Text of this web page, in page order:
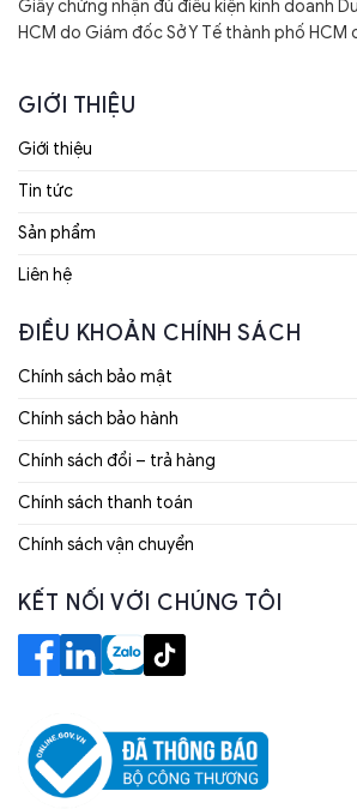
Giấy chứng nhận đủ điều kiện kinh doanh
HCM do Giám đốc Sở Y Tế thành phố HCM
GIỚI THIỆU
Giới thiệu
Tin tức
Sản phẩm
Liên hệ
ĐIỀU KHOẢN CHÍNH SÁCH
Chính sách bảo mật
Chính sách bảo hành
Chính sách đổi – trả hàng
Chính sách thanh toán
Chính sách vận chuyển
KẾT NỐI VỚI CHÚNG TÔI